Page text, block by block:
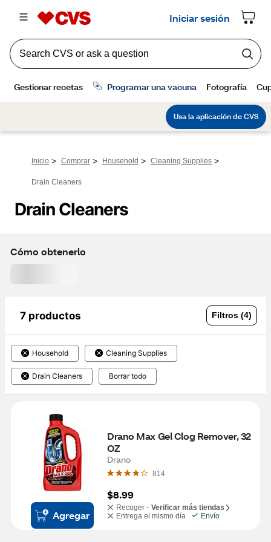
Inicio > Comprar > Household > Cleaning Supplies >
Drain Cleaners
Drain Cleaners
Cómo obtenerlo
7 productos Filtros (4)
Household Cleaning Supplies
Drain Cleaners Borrar todo
Agregar
Drano Max Gel Clog Remover, 32
OZ
Drano
814
$8.99
Recoger - Verificar más tiendas
Entrega el mismo día
Envío